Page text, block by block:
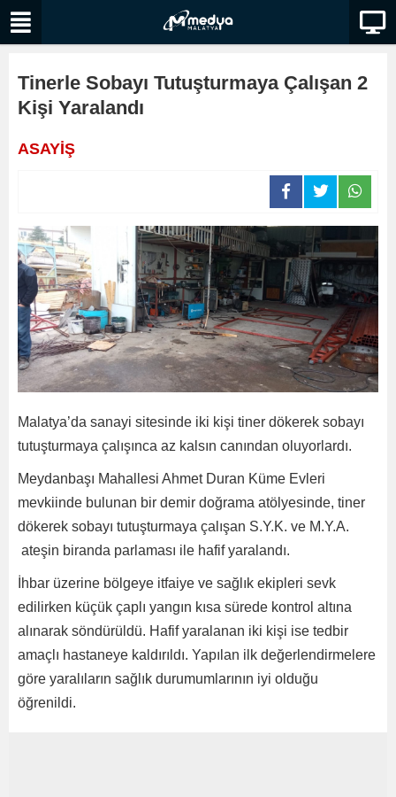
Tinerle Sobayı Tutuşturmaya Çalışan 2
Kişi Yaralandı
ASAYİŞ
Malatya’da sanayi sitesinde iki kişi tiner dökerek sobayı
tutuşturmaya çalışınca az kalsın canından oluyorlardı.
Meydanbaşı Mahallesi Ahmet Duran Küme Evleri
mevkiinde bulunan bir demir doğrama atölyesinde, tiner
dökerek sobayı tutuşturmaya çalışan S.Y.K. ve M.Y.A.
ateşin biranda parlaması ile hafif yaralandı.
İhbar üzerine bölgeye itfaiye ve sağlık ekipleri sevk
edilirken küçük çaplı yangın kısa sürede kontrol altına
alınarak söndürüldü. Hafif yaralanan iki kişi ise tedbir
amaçlı hastaneye kaldırıldı. Yapılan ilk değerlendirmelere
göre yaralıların sağlık durumumlarının iyi olduğu
öğrenildi.